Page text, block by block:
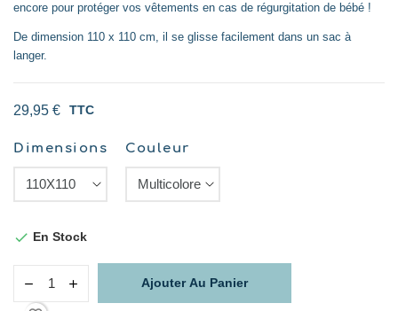
encore pour protéger vos vêtements en cas de régurgitation de bébé !
De dimension 110 x 110 cm, il se glisse facilement dans un sac à
langer.
29,95 € TTC
Dimensions Couleur
 En Stock
Ajouter Au Panier